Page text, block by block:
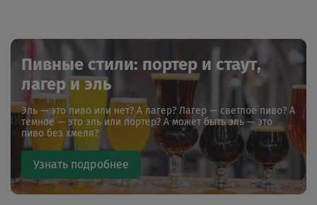
Пивные стили: портер и стаут,
лагер и эль
Эль — это пиво или нет? А лагер? Лагер — светлое пиво? А
темное — это эль или портер? А может быть эль — это
пиво без хмеля?
Узнать подробнее